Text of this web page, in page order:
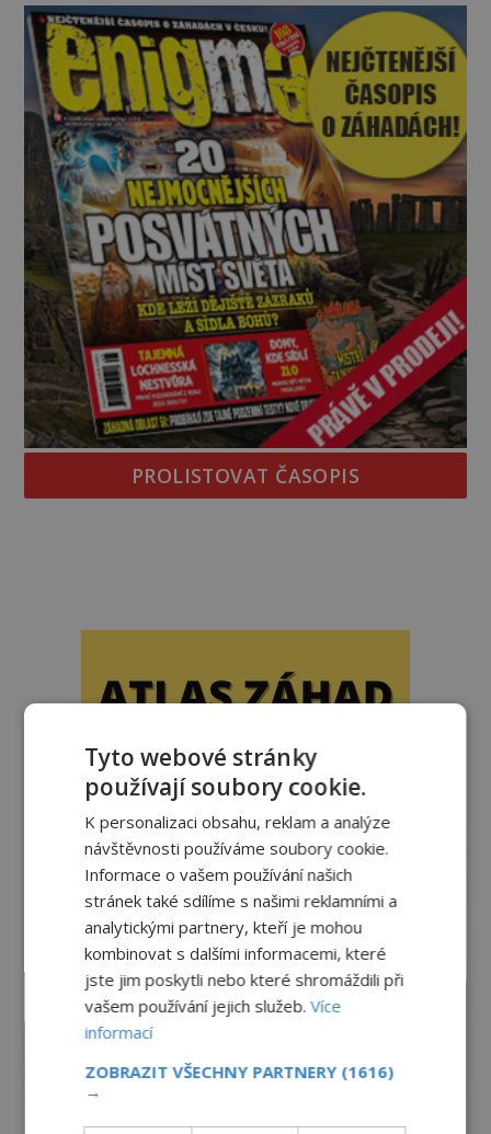
temná minulost mohla zanechat něco, co se
dodnes nepodařilo vysvětlit. Kamenný hrad stojí v
horách Salcburska u
PROLISTOVAT ČASOPIS
reklama
Tyto webové stránky
používají soubory cookie.
K personalizaci obsahu, reklam a analýze
návštěvnosti používáme soubory cookie.
Informace o vašem používání našich
stránek také sdílíme s našimi reklamními a
analytickými partnery, kteří je mohou
kombinovat s dalšími informacemi, které
jste jim poskytli nebo které shromáždili při
vašem používání jejich služeb.Více
informací
ZOBRAZIT VŠECHNY PARTNERY (1616)
→